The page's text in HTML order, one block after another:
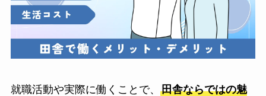
就職活動や実際に働くことで、 田舎ならではの魅